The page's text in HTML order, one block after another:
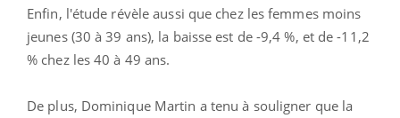
Enfin, l'étude révèle aussi que chez les femmes moins
jeunes (30 à 39 ans), la baisse est de -9,4 %, et de -11,2
% chez les 40 à 49 ans.
De plus, Dominique Martin a tenu à souligner que la